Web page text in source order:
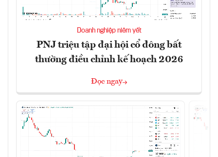
Doanh nghiệp niêm yết
PNJ triệu tập đại hội cổ đông bất
thường điều chỉnh kế hoạch 2026
Đọc ngay